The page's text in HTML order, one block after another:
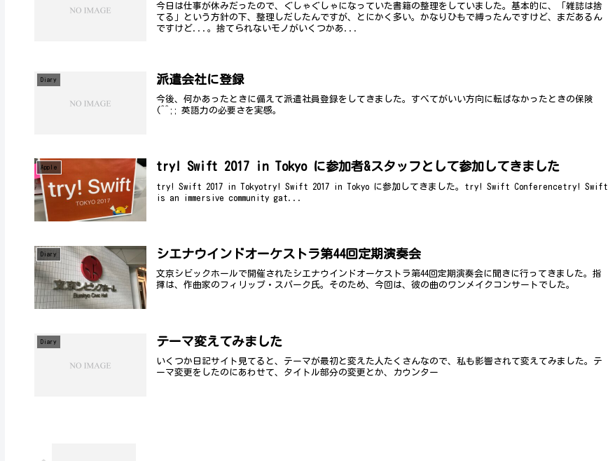
今日は仕事が休みだったので、ぐしゃぐしゃになっていた書籍の整理をしていました。基本的に、「雑誌は捨
てる」という方針の下、整理しだしたんですが、とにかく多い。かなりひもで縛ったんですけど、まだあるん
ですけど...。捨てられないモノがいくつかあ...
Diary 派遣会社に登録
今後、何かあったときに備えて派遣社員登録をしてきました。すべてがいい方向に転ばなかったときの保険
(^^;; 英語力の必要さを実感。
Apple try! Swift 2017 in Tokyo に参加者&スタッフとして参加してきました
try! Swift 2017 in Tokyotry! Swift 2017 in Tokyo に参加してきました。try! Swift Conferencetry! Swift
is an immersive community gat...
Diary シエナウインドオーケストラ第44回定期演奏会
文京シビックホールで開催されたシエナウインドオーケストラ第44回定期演奏会に聞きに行ってきました。指
揮は、作曲家のフィリップ・スパーク氏。そのため、今回は、彼の曲のワンメイクコンサートでした。
Diary テーマ変えてみました
いくつか日記サイト見てると、テーマが最初と変えた人たくさんなので、私も影響されて変えてみました。テ
ーマ変更をしたのにあわせて、タイトル部分の変更とか、カウンター